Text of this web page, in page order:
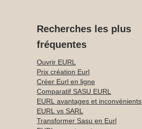
Recherches les plus
fréquentes
Ouvrir EURL
Prix création Eurl
Créer Eurl en ligne
Comparatif SASU EURL
EURL avantages et inconvénients
EURL vs SARL
Transformer Sasu en Eurl